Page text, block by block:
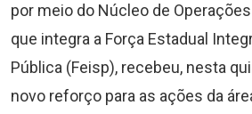
por meio do Núcleo de
que integra a Força Estadual
Pública (Feisp), recebeu, nesta
novo reforço para as ações da